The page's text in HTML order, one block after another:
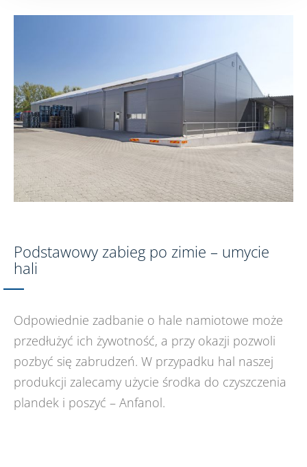
Podstawowy zabieg po zimie – umycie
hali
Odpowiednie zadbanie o hale namiotowe może
przedłużyć ich żywotność, a przy okazji pozwoli
pozbyć się zabrudzeń. W przypadku hal naszej
produkcji zalecamy użycie środka do czyszczenia
plandek i poszyć – Anfanol.